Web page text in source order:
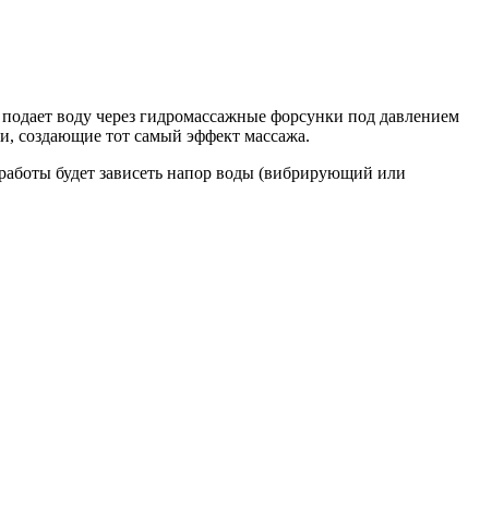
воду через гидромассажные форсунки под давлением
создающие тот самый эффект массажа.
будет зависеть напор воды (вибрирующий или